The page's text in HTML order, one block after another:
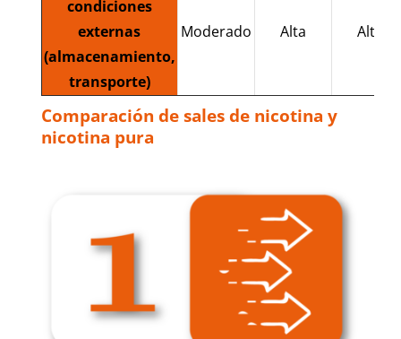
condiciones
externas
(almacenamiento,
transporte)
Moderado Alta Alta
Comparación de sales de nicotina y
nicotina pura